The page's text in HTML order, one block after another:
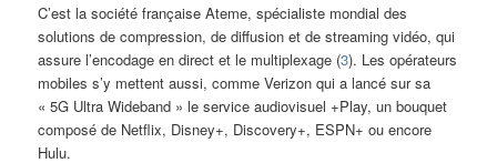
C’est la société française Ateme, spécialiste mondial des
solutions de compression, de diffusion et de streaming vidéo, qui
assure l’encodage en direct et le multiplexage (3). Les opérateurs
mobiles s’y mettent aussi, comme Verizon qui a lancé sur sa
« 5G Ultra Wideband » le service audiovisuel +Play, un bouquet
composé de Netflix, Disney+, Discovery+, ESPN+ ou encore
Hulu.